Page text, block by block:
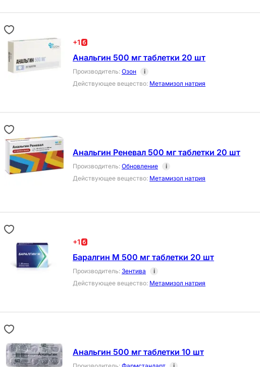
+1
Анальгин 500 мг таблетки 20 шт
Производитель: Озон
i
Действующее вещество: Метамизол натрия
Анальгин Реневал 500 мг таблетки 20 шт
Производитель: Обновление
i
Действующее вещество: Метамизол натрия
+1
Баралгин М 500 мг таблетки 20 шт
Производитель: Зентива
i
Действующее вещество: Метамизол натрия
Анальгин 500 мг таблетки 10 шт